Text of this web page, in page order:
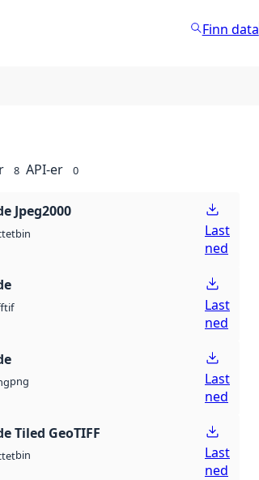
Finn data
8 API-er 0
Jpeg2000
bin
Last
ned
tif
Last
ned
png
Last
ned
Tiled GeoTIFF
bin
Last
ned